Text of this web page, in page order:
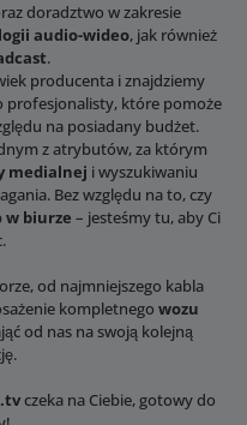
doradztwo w zakresie
audio-wideo, jak również
.
producenta i znajdziemy
profesjonalisty, które pomoże
na posiadany budżet.
z atrybutów, za którym
medialnej i wyszukiwaniu
Bez względu na to, czy
w biurze – jesteśmy tu, aby Ci
od najmniejszego kabla
kompletnego wozu
od nas na swoją kolejną
czeka na Ciebie, gotowy do